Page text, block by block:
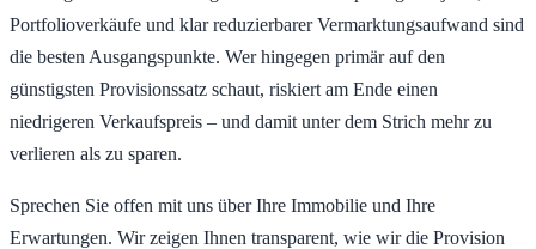
Portfolioverkäufe und klar reduzierbarer Vermarktungsaufwand sind
die besten Ausgangspunkte. Wer hingegen primär auf den
günstigsten Provisionssatz schaut, riskiert am Ende einen
niedrigeren Verkaufspreis – und damit unter dem Strich mehr zu
verlieren als zu sparen.
Sprechen Sie offen mit uns über Ihre Immobilie und Ihre
Erwartungen. Wir zeigen Ihnen transparent, wie wir die Provision